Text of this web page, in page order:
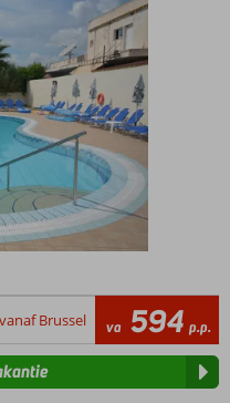
vanaf Brussel va 594 p.p.